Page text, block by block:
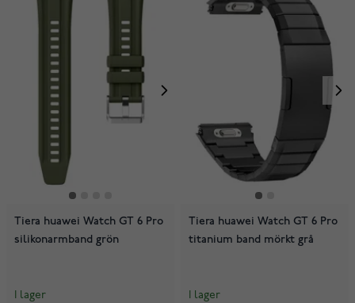
Tiera huawei Watch GT 6 Pro
silikonarmband grön
I lager
Tiera huawei Watch GT 6 Pro
titanium band mörkt grå
I lager